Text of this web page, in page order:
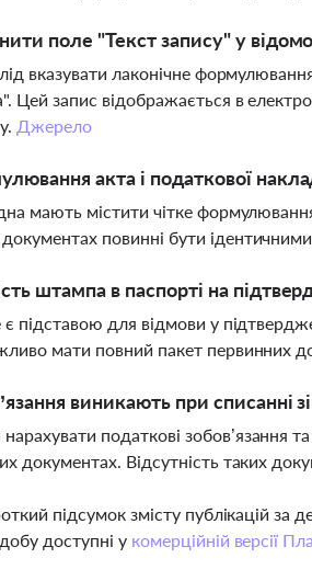
поле "Текст запису" у
вказувати лаконічне
Цей запис відображається в
Джерело
акта і податкової
мають містити чітке
повинні бути
штампа в паспорті на
є підставою для відмови у
мати повний пакет первинних
виникають при списанні
податкові зобов’язання
документах. Відсутність таких
підсумок змісту публікацій
доступні у комерційній версії